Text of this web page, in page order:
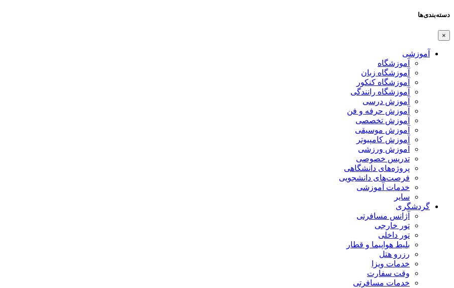
دسته‌بندی‌ها
×
آموزشی
آموزشگاه
آموزشگاه زبان
آموزشگاه کنکور
آموزشگاه رانندگی
آموزش درسی
آموزش حرفه و فن
آموزش تخصصی
آموزش موسیقی
آموزش کامپیوتر
آموزش ورزشی
تدریس خصوصی
پروژه‌های دانشگاهی
فرصت‌های دانشجویی
خدمات آموزشی
سایر
گردشگری
آژانس مسافرتی
تور خارجی
تور داخلی
بلیط هواپیما و قطار
رزرو هتل
خدمات ویزا
وقت سفارت
خدمات مسافرتی